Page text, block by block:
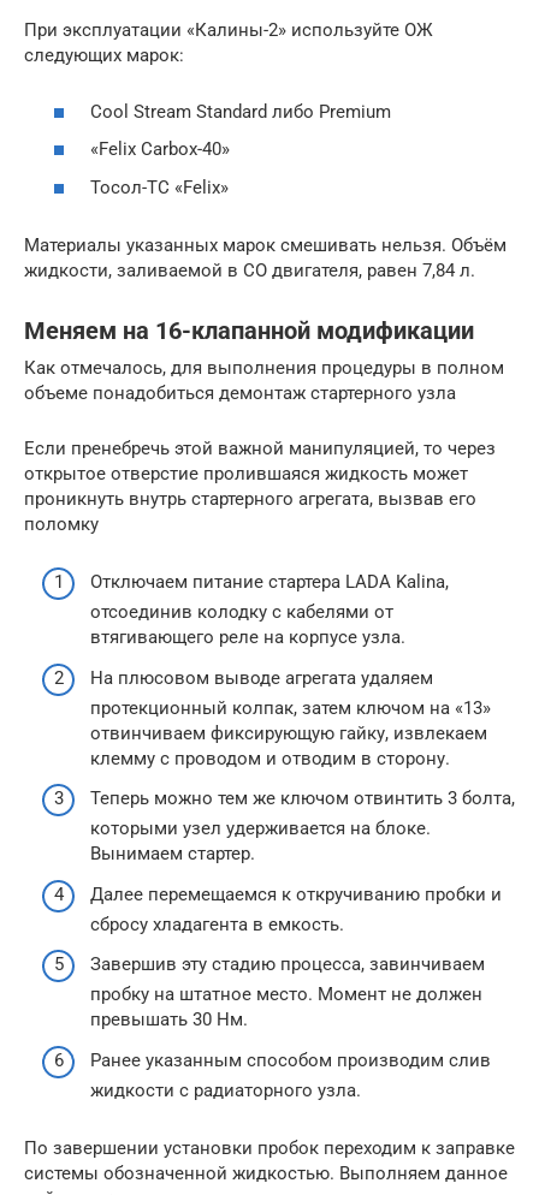
При эксплуатации «Калины-2» используйте ОЖ
следующих марок:
Cool Stream Standard либо Premium
«Felix Carbox-40»
Тосол-ТС «Felix»
Материалы указанных марок смешивать нельзя. Объём
жидкости, заливаемой в СО двигателя, равен 7,84 л.
Меняем на 16-клапанной модификации
Как отмечалось, для выполнения процедуры в полном
объеме понадобиться демонтаж стартерного узла
Если пренебречь этой важной манипуляцией, то через
открытое отверстие пролившаяся жидкость может
проникнуть внутрь стартерного агрегата, вызвав его
поломку
Отключаем питание стартера LADA Kalina,
отсоединив колодку с кабелями от
втягивающего реле на корпусе узла.
На плюсовом выводе агрегата удаляем
протекционный колпак, затем ключом на «13»
отвинчиваем фиксирующую гайку, извлекаем
клемму с проводом и отводим в сторону.
Теперь можно тем же ключом отвинтить 3 болта,
которыми узел удерживается на блоке.
Вынимаем стартер.
Далее перемещаемся к откручиванию пробки и
сбросу хладагента в емкость.
Завершив эту стадию процесса, завинчиваем
пробку на штатное место. Момент не должен
превышать 30 Нм.
Ранее указанным способом производим слив
жидкости с радиаторного узла.
По завершении установки пробок переходим к заправке
системы обозначенной жидкостью. Выполняем данное